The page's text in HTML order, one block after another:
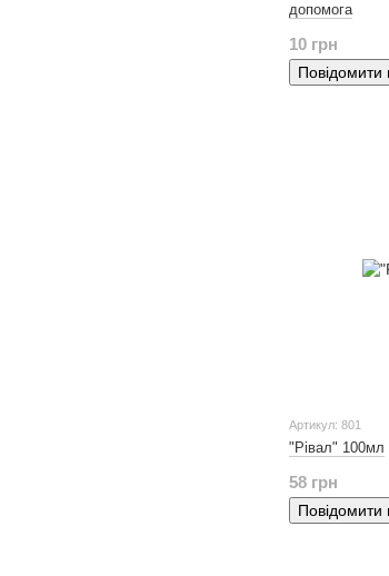
допомога
10 грн
Артикул: 801
"Рівал" 100мл
58 грн